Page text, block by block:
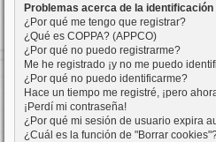
Problemas acerca de la
¿Por qué me tengo que registrar?
¿Qué es COPPA? (APPCO)
¿Por qué no puedo registrarme?
Me he registrado ¡y no me puedo
¿Por qué no puedo identificarme?
Hace un tiempo me registré, ¡pero
¡Perdí mi contraseña!
¿Por qué mi sesión de usuario expira
¿Cuál es la función de "Borrar